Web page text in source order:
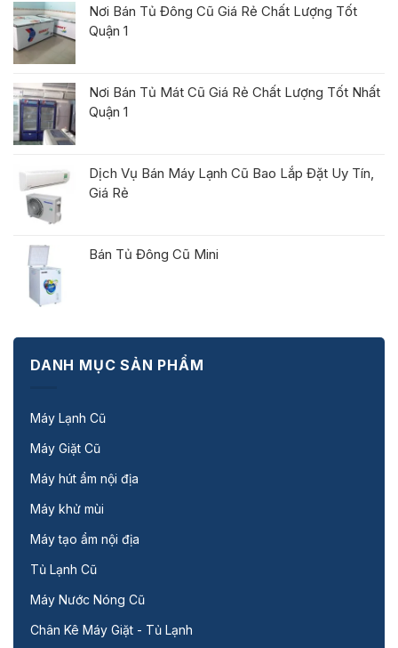
Nơi Bán Tủ Đông Cũ Giá Rẻ Chất Lượng Tốt
Quận 1
Nơi Bán Tủ Mát Cũ Giá Rẻ Chất Lượng Tốt Nhất
Quận 1
Dịch Vụ Bán Máy Lạnh Cũ Bao Lắp Đặt Uy Tín,
Giá Rẻ
Bán Tủ Đông Cũ Mini
DANH MỤC SẢN PHẨM
Máy Lạnh Cũ
Máy Giặt Cũ
Máy hút ẩm nội địa
Máy khử mùi
Máy tạo ẩm nội địa
Tủ Lạnh Cũ
Máy Nước Nóng Cũ
Chân Kê Máy Giặt - Tủ Lạnh